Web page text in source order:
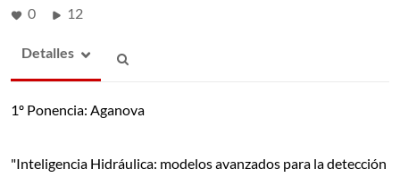
0 12
Detalles
1º Ponencia: Aganova
"Inteligencia Hidráulica: modelos avanzados para la detección